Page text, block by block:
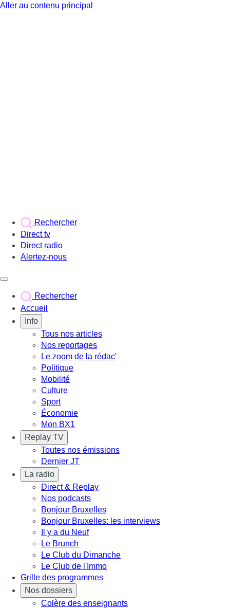
Aller au contenu principal
Rechercher
Direct tv
Direct radio
Alertez-nous
Rechercher
Accueil
Info
Tous nos articles
Nos reportages
Le zoom de la rédac'
Politique
Mobilité
Culture
Sport
Économie
Mon BX1
Replay TV
Toutes nos émissions
Dernier JT
La radio
Direct & Replay
Nos podcasts
Bonjour Bruxelles
Bonjour Bruxelles: les interviews
Il y a du Neuf
Le Brunch
Le Club du Dimanche
Le Club de l'Immo
Grille des programmes
Nos dossiers
Colère des enseignants